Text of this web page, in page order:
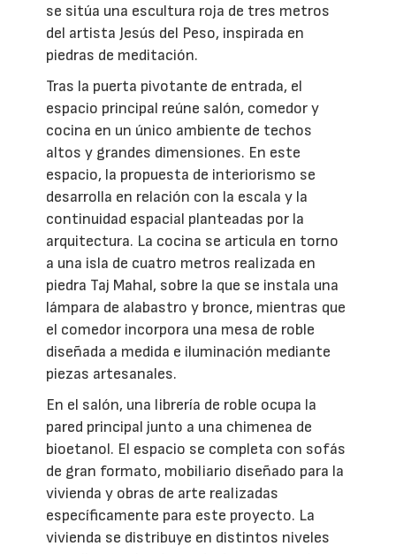
se sitúa una escultura roja de tres metros
del artista Jesús del Peso, inspirada en
piedras de meditación.
Tras la puerta pivotante de entrada, el
espacio principal reúne salón, comedor y
cocina en un único ambiente de techos
altos y grandes dimensiones. En este
espacio, la propuesta de interiorismo se
desarrolla en relación con la escala y la
continuidad espacial planteadas por la
arquitectura. La cocina se articula en torno
a una isla de cuatro metros realizada en
piedra Taj Mahal, sobre la que se instala una
lámpara de alabastro y bronce, mientras que
el comedor incorpora una mesa de roble
diseñada a medida e iluminación mediante
piezas artesanales.
En el salón, una librería de roble ocupa la
pared principal junto a una chimenea de
bioetanol. El espacio se completa con sofás
de gran formato, mobiliario diseñado para la
vivienda y obras de arte realizadas
específicamente para este proyecto. La
vivienda se distribuye en distintos niveles